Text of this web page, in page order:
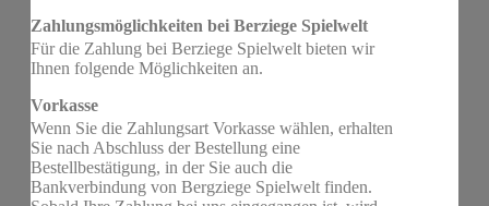
Zahlungsmöglichkeiten bei Berziege Spielwelt
Für die Zahlung bei Berziege Spielwelt bieten wir
Ihnen folgende Möglichkeiten an.
Vorkasse
Wenn Sie die Zahlungsart Vorkasse wählen, erhalten
Sie nach Abschluss der Bestellung eine
Bestellbestätigung, in der Sie auch die
Bankverbindung von Bergziege Spielwelt finden.